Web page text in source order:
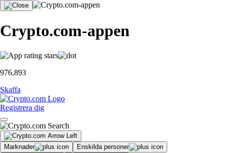
Crypto.com-appen
976,893
Skaffa
Registrera dig
Marknader
Enskilda personer